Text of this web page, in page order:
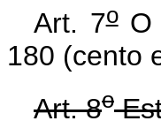
Art. 7oO
180 (cento
Art. 8o